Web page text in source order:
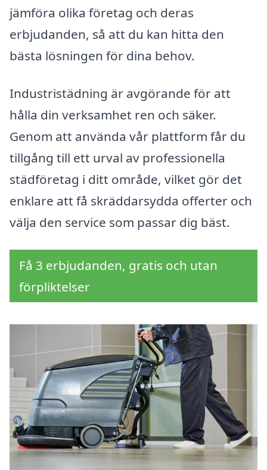
jämföra olika företag och deras
erbjudanden, så att du kan hitta den
bästa lösningen för dina behov.
Industristädning är avgörande för att
hålla din verksamhet ren och säker.
Genom att använda vår plattform får du
tillgång till ett urval av professionella
städföretag i ditt område, vilket gör det
enklare att få skräddarsydda offerter och
välja den service som passar dig bäst.
Få 3 erbjudanden, gratis och utan
förpliktelser